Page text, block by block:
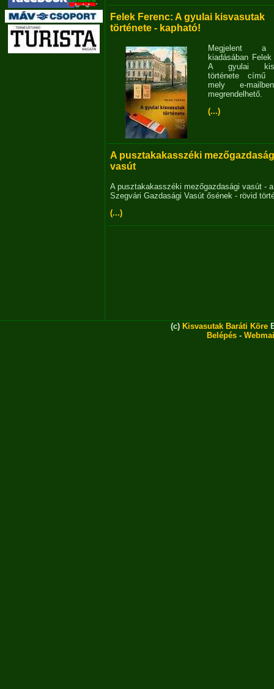
Felek Ferenc: A gyulai kisvasutak
története - kapható!
Megjelent
kiadásában
A gyulai
története című
mely e-
megrendelhető.
(...)
A pusztakakasszéki
vasút
A pusztakakasszéki mezőgazdasági vasút - a
Szegvári Gazdasági Vasút ősének - rövid
(...)
(c) Kisvasutak Baráti Köre
Belépés -